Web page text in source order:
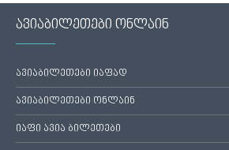
ავიაბილეთები ონლაინ
ავიაბილეთები იაფად
ავიაბილეთები ონლაინ
იაფი ავია ბილეთები